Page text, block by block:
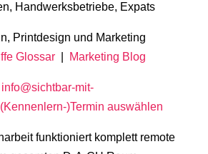
Handwerksbetriebe, Expats
Printdesign und Marketing
Glossar
Marketing Blog
info@sichtbar-mit-
(Kennenlern-)Termin auswählen
funktioniert komplett remote